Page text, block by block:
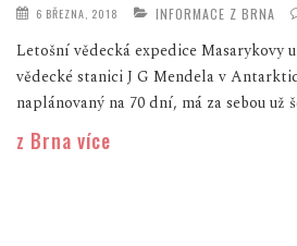
6 BŘEZNA, 2018 INFORMACE Z BRNA
Letošní vědecká expedice Masarykovy
vědecké stanici J G Mendela v
naplánovaný na 70 dní, má za sebou už
z Brna více